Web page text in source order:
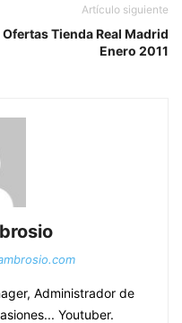
Artículo siguiente
Ofertas Tienda Real Madrid
Enero 2011
Administrador de
Youtuber.